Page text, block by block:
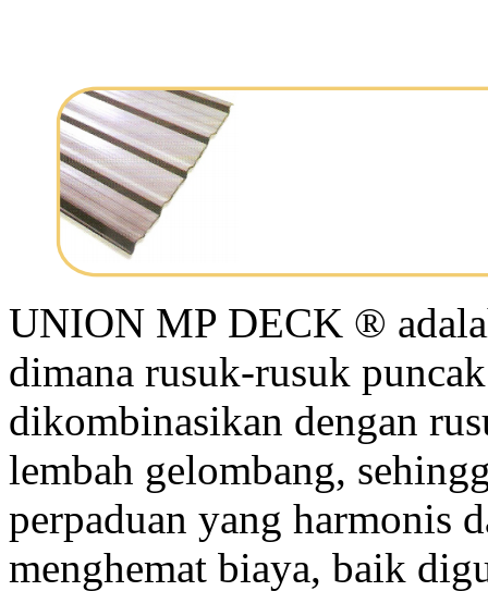
UNION MP DECK ®
dimana rusuk-rusuk
dikombinasikan dengan
lembah gelombang,
perpaduan yang harmonis
menghemat biaya, baik